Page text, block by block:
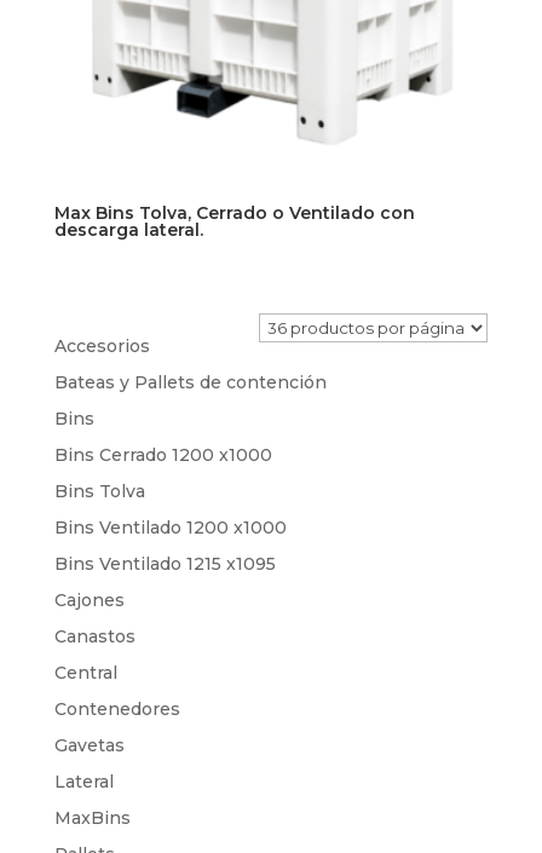
Max Bins Tolva, Cerrado o Ventilado con
descarga lateral.
Accesorios
Bateas y Pallets de contención
Bins
Bins Cerrado 1200 x1000
Bins Tolva
Bins Ventilado 1200 x1000
Bins Ventilado 1215 x1095
Cajones
Canastos
Central
Contenedores
Gavetas
Lateral
MaxBins